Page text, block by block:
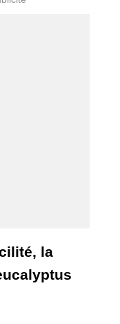
la